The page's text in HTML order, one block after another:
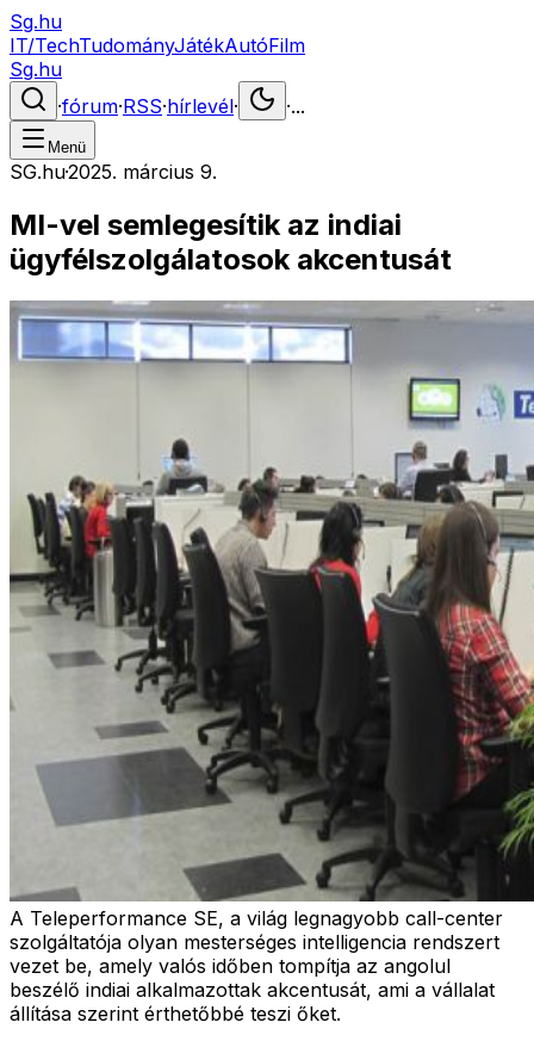
Sg.hu
IT/TechTudományJátékAutóFilm
Sg.hu
·fórum·RSS·hírlevél· ·...
Menü
SG.hu·2025. március 9.
MI-vel semlegesítik az indiai
ügyfélszolgálatosok akcentusát
A Teleperformance SE, a világ legnagyobb call-center
szolgáltatója olyan mesterséges intelligencia rendszert
vezet be, amely valós időben tompítja az angolul
beszélő indiai alkalmazottak akcentusát, ami a vállalat
állítása szerint érthetőbbé teszi őket.